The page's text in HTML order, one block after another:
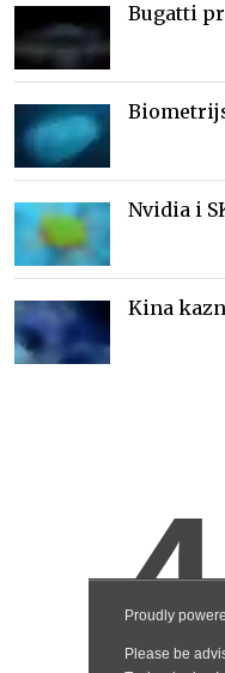
Bugatti
Nvidia i
Kina